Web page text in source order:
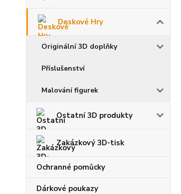
Deskové Hry
Originální 3D doplňky
Příslušenství
Malování figurek
Ostatní 3D produkty
Zakázkový 3D-tisk
Ochranné pomůcky
Dárkové poukazy